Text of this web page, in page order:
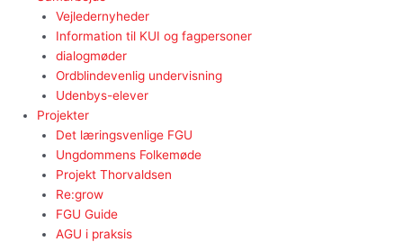
Vejledernyheder
Information til KUI og fagpersoner
dialogmøder
Ordblindevenlig undervisning
Udenbys-elever
Projekter
Det læringsvenlige FGU
Ungdommens Folkemøde
Projekt Thorvaldsen
Re:grow
FGU Guide
AGU i praksis